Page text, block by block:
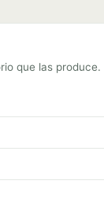
que las produce.